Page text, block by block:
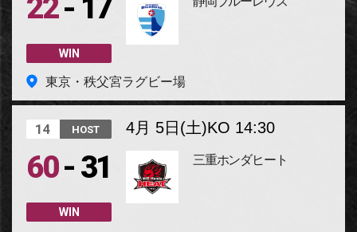
22- 17
WIN
東京・秩父宮ラグビー場
14 HOST 4月 5日(土)KO 14:30
60- 31
WIN
三重ホンダヒート